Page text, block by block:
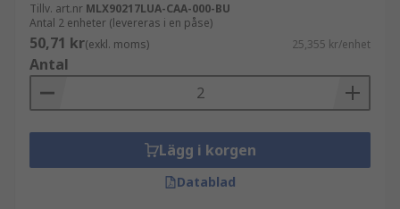
Tillv. art.nr MLX90217LUA-CAA-000-BU
Antal 2 enheter (levereras i en påse)
50,71 kr(exkl. moms) 25,355 kr/enhet
Antal
Lägg i korgen
Datablad